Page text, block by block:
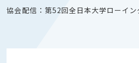
協会配信：第52回全日本大学ローイ